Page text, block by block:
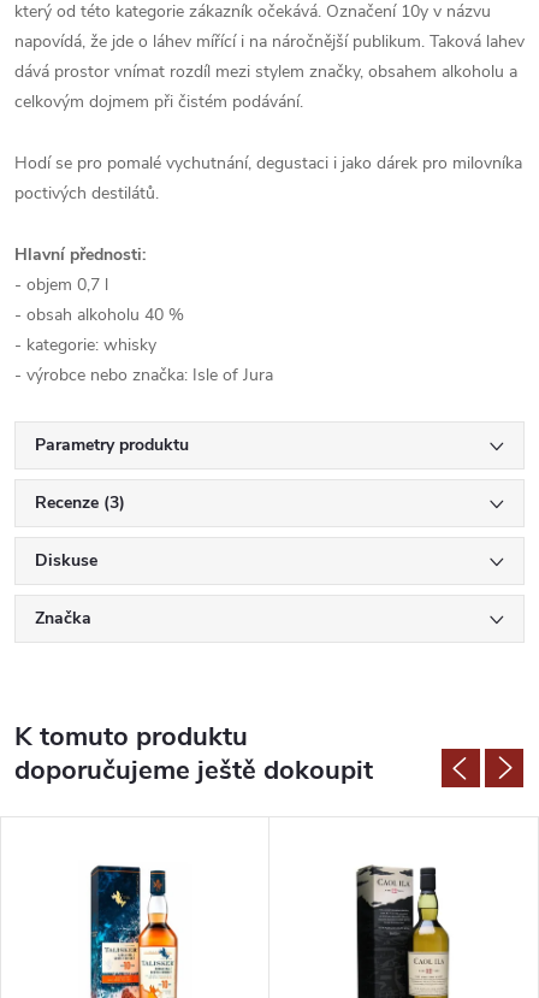
který od této kategorie zákazník očekává. Označení 10y v názvu
napovídá, že jde o láhev mířící i na náročnější publikum. Taková lahev
dává prostor vnímat rozdíl mezi stylem značky, obsahem alkoholu a
celkovým dojmem při čistém podávání.
Hodí se pro pomalé vychutnání, degustaci i jako dárek pro milovníka
poctivých destilátů.
Hlavní přednosti:
- objem 0,7 l
- obsah alkoholu 40 %
- kategorie: whisky
- výrobce nebo značka: Isle of Jura
Parametry produktu
Recenze (3)
Diskuse
Značka
K tomuto produktu
doporučujeme ještě dokoupit